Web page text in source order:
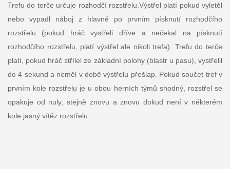
Trefu do terče určuje rozhodčí rozstřelu.Výstřel platí pokud vyletěl
nebo vypadl náboj z hlavně po prvním písknutí rozhodčího
rozstřelu (pokud hráč vystřeli dříve a nečekal na písknutí
rozhodčího rozstřelu, platí výstřel ale nikoli trefa). Trefu do terče
platí, pokud hráč střílel ze základní polohy (blastr u pasu), vystřelil
do 4 sekund a neměl v době výstřelu přešlap. Pokud součet tref v
prvním kole rozstřelu je u obou herních týmů shodný, rozstřel se
opakuje od nuly, stejně znovu a znovu dokud není v některém
kole jasný vítěz rozstřelu.